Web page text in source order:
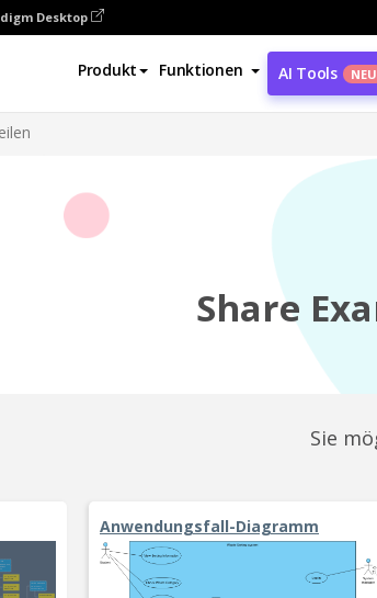
Desktop
Produkt Funktionen AI Tools NEU
Share
Sie
Anwendungsfall-Diagramm